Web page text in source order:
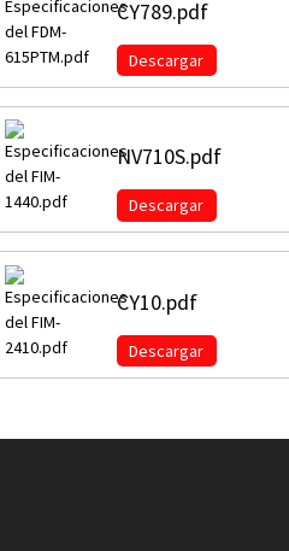
CY789.pdf
Descargar
NV710S.pdf
Descargar
CY10.pdf
Descargar